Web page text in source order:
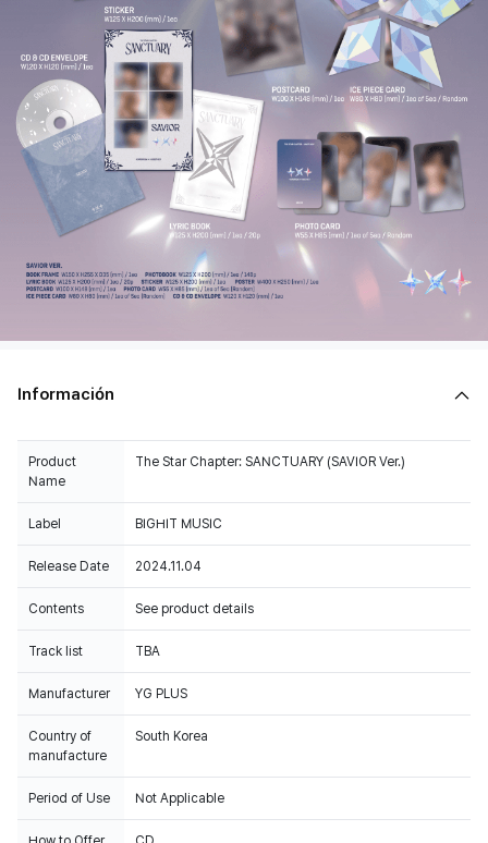
Información
Product
Name
The Star Chapter: SANCTUARY (SAVIOR Ver.)
Label BIGHIT MUSIC
Release Date 2024.11.04
Contents See product details
Track list TBA
Manufacturer YG PLUS
Country of
manufacture
South Korea
Period of Use Not Applicable